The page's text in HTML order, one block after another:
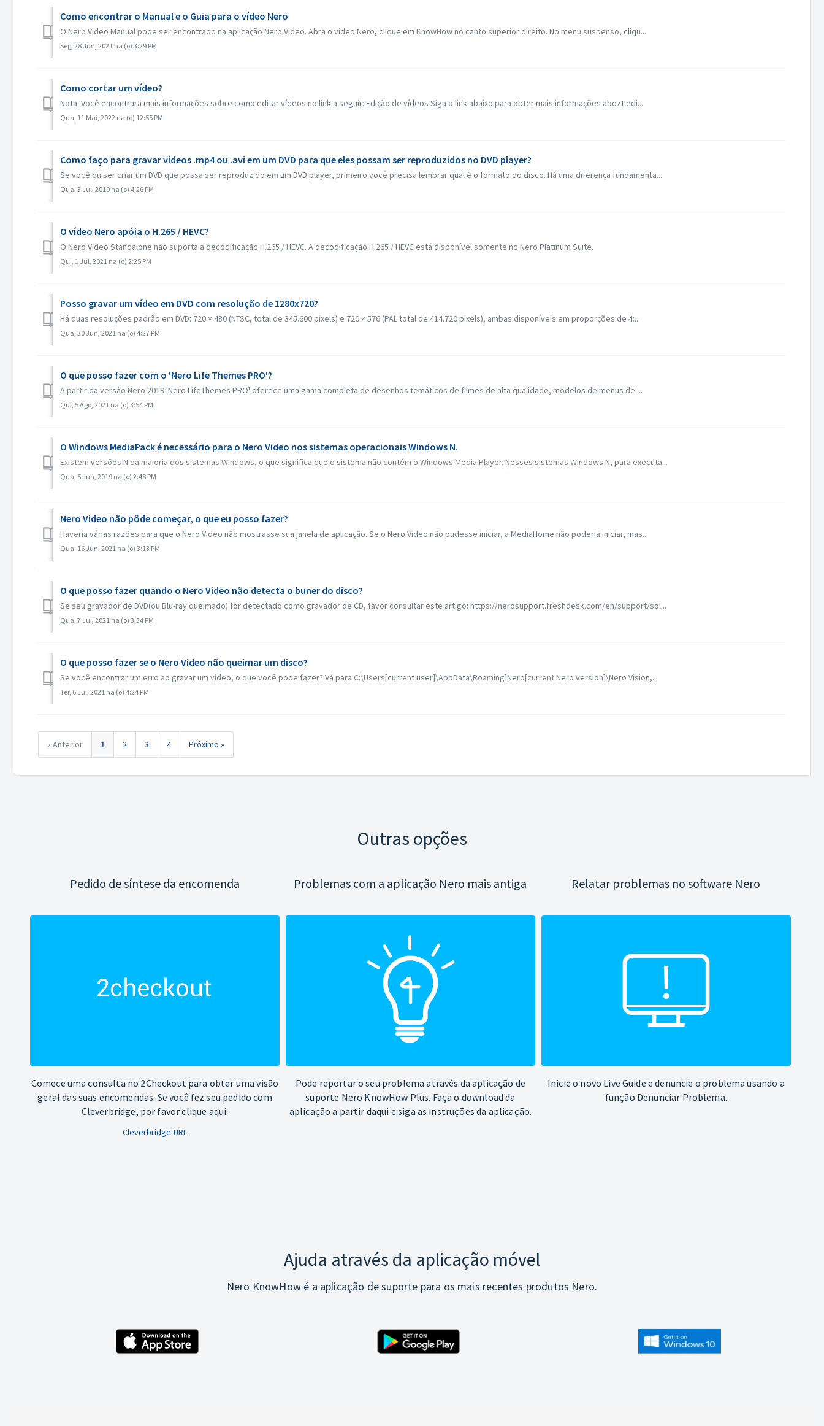
Como encontrar o Manual e o Guia para o vídeo Nero
O Nero Video Manual pode ser encontrado na aplicação Nero Video. Abra o vídeo Nero, clique em KnowHow no canto superior direito. No menu suspenso, cliqu...
Seg, 28 Jun, 2021 na (o) 3:29 PM
Como cortar um vídeo?
Nota: Você encontrará mais informações sobre como editar vídeos no link a seguir: Edição de vídeos Siga o link abaixo para obter mais informações abozt edi...
Qua, 11 Mai, 2022 na (o) 12:55 PM
Como faço para gravar vídeos .mp4 ou .avi em um DVD para que eles possam ser reproduzidos no DVD player?
Se você quiser criar um DVD que possa ser reproduzido em um DVD player, primeiro você precisa lembrar qual é o formato do disco. Há uma diferença fundamenta...
Qua, 3 Jul, 2019 na (o) 4:26 PM
O vídeo Nero apóia o H.265 / HEVC?
O Nero Video Standalone não suporta a decodificação H.265 / HEVC. A decodificação H.265 / HEVC está disponível somente no Nero Platinum Suite.
Qui, 1 Jul, 2021 na (o) 2:25 PM
Posso gravar um vídeo em DVD com resolução de 1280x720?
Há duas resoluções padrão em DVD: 720 × 480 (NTSC, total de 345.600 pixels) e 720 × 576 (PAL total de 414.720 pixels), ambas disponíveis em proporções de 4:...
Qua, 30 Jun, 2021 na (o) 4:27 PM
O que posso fazer com o 'Nero Life Themes PRO'?
A partir da versão Nero 2019 'Nero LifeThemes PRO' oferece uma gama completa de desenhos temáticos de filmes de alta qualidade, modelos de menus de ...
Qui, 5 Ago, 2021 na (o) 3:54 PM
O Windows MediaPack é necessário para o Nero Video nos sistemas operacionais Windows N.
Existem versões N da maioria dos sistemas Windows, o que significa que o sistema não contém o Windows Media Player. Nesses sistemas Windows N, para executa...
Qua, 5 Jun, 2019 na (o) 2:48 PM
Nero Video não pôde começar, o que eu posso fazer?
Haveria várias razões para que o Nero Video não mostrasse sua janela de aplicação. Se o Nero Video não pudesse iniciar, a MediaHome não poderia iniciar, mas...
Qua, 16 Jun, 2021 na (o) 3:13 PM
O que posso fazer quando o Nero Video não detecta o buner do disco?
Se seu gravador de DVD(ou Blu-ray queimado) for detectado como gravador de CD, favor consultar este artigo: https://nerosupport.freshdesk.com/en/support/sol...
Qua, 7 Jul, 2021 na (o) 3:34 PM
O que posso fazer se o Nero Video não queimar um disco?
Se você encontrar um erro ao gravar um vídeo, o que você pode fazer? Vá para C:\Users[current user]\AppData\Roaming]Nero[current Nero version]\Nero Vision,...
Ter, 6 Jul, 2021 na (o) 4:24 PM
« Anterior 1 2 3 4 Próximo »
Outras opções
Pedido de síntese da encomenda
Comece uma consulta no 2Checkout para obter uma visão
geral das suas encomendas. Se você fez seu pedido com
Cleverbridge, por favor clique aqui:
Cleverbridge-URL
Problemas com a aplicação Nero mais antiga
Pode reportar o seu problema através da aplicação de
suporte Nero KnowHow Plus. Faça o download da
aplicação a partir daqui e siga as instruções da aplicação.
Relatar problemas no software Nero
Inicie o novo Live Guide e denuncie o problema usando a
função Denunciar Problema.
Ajuda através da aplicação móvel
Nero KnowHow é a aplicação de suporte para os mais recentes produtos Nero.